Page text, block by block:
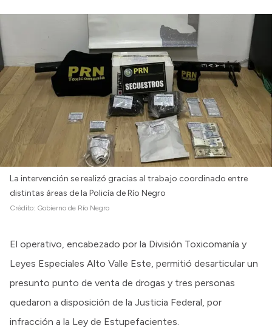
Intranet
La intervención se realizó gracias al trabajo coordinado entre
distintas áreas de la Policía de Río Negro
Crédito: Gobierno de Río Negro
El operativo, encabezado por la División Toxicomanía y
Leyes Especiales Alto Valle Este, permitió desarticular un
presunto punto de venta de drogas y tres personas
quedaron a disposición de la Justicia Federal, por
infracción a la Ley de Estupefacientes.